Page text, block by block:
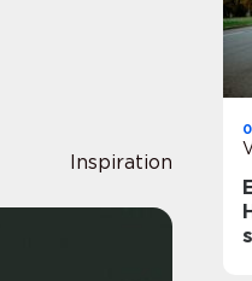
Inspiration